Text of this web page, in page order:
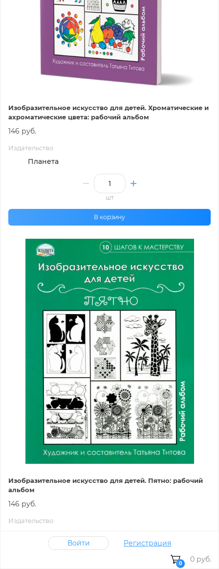
Изобразительное искусство для детей. Хроматические и
ахроматические цвета: рабочий альбом
146 руб.
Издательство
Планета
шт
В корзину
Изобразительное искусство для детей. Пятно: рабочий
альбом
146 руб.
Издательство
Планета
Войти Регистрация
0 0 руб.